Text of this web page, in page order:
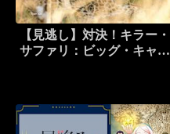
【見逃し】対決！キラー・
サファリ：ビッグ・キャッ